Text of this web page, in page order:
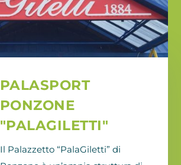
PALASPORT
PONZONE
"PALAGILETTI"
Il Palazzetto “PalaGiletti” di